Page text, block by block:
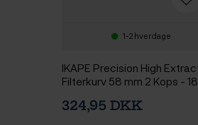
1-2 hverdage
IKAPE Precision High
Filterkurv 58 mm 2 Kops - 18
324,95 DKK